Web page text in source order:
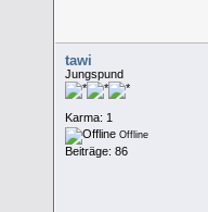
tawi
Jungspund
Karma: 1
Offline
Beiträge: 86